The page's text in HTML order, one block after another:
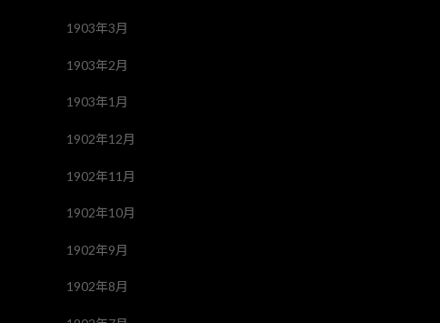
1903年3月
1903年2月
1903年1月
1902年12月
1902年11月
1902年10月
1902年9月
1902年8月